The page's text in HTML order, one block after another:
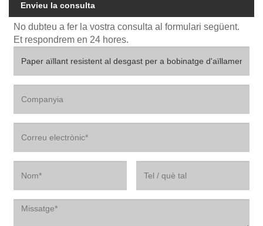
Envieu la consulta
No dubteu a fer la vostra consulta al formulari següent.
Et respondrem en 24 hores.